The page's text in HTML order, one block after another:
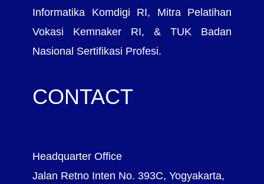
Informatika Komdigi RI, Mitra Pelatihan
Vokasi Kemnaker RI, & TUK Badan
Nasional Sertifikasi Profesi.
CONTACT
Headquarter Office
Jalan Retno Inten No. 393C, Yogyakarta,